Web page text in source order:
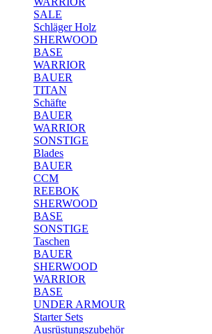
SALE
Schläger Holz
SHERWOOD
BASE
WARRIOR
BAUER
TITAN
Schäfte
BAUER
WARRIOR
SONSTIGE
Blades
BAUER
CCM
REEBOK
SHERWOOD
BASE
SONSTIGE
Taschen
BAUER
SHERWOOD
WARRIOR
BASE
UNDER ARMOUR
Starter Sets
Ausrüstungszubehör